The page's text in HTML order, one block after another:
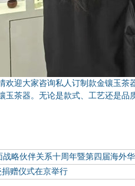
欢迎大家咨询私人订制款金镶玉
玉茶器。无论是款式、工艺还是
战略伙伴关系十周年暨第四届海外
赠仪式在京举行